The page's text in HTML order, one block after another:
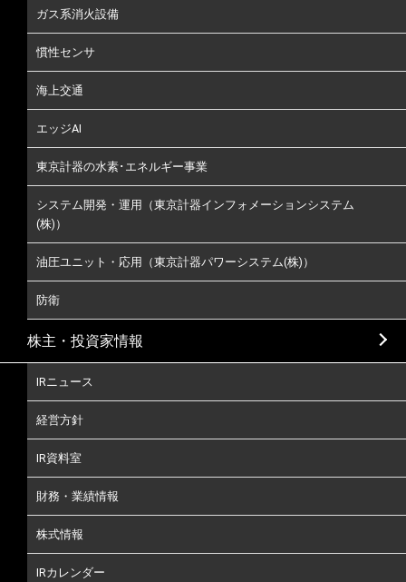
ガス系消火設備
慣性センサ
海上交通
エッジAI
東京計器の水素･エネルギー事業
システム開発・運用（東京計器インフォメーションシステム
(株)）
油圧ユニット・応用（東京計器パワーシステム(株)）
防衛
株主・投資家情報
IRニュース
経営方針
IR資料室
財務・業績情報
株式情報
IRカレンダー